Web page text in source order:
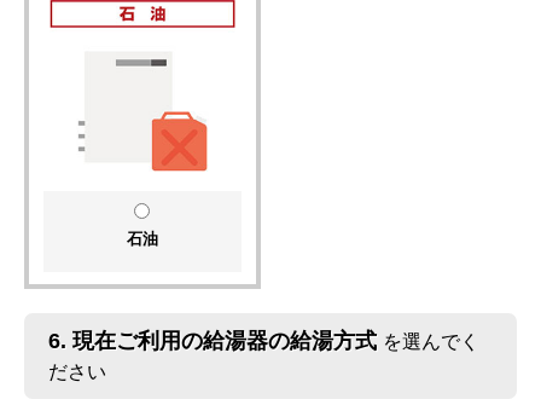
石油
6. 現在ご利用の給湯器の給湯方式 を選んでく
ださい